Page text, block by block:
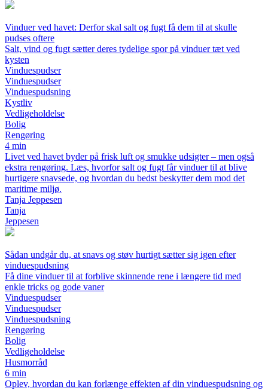
Vinduer ved havet: Derfor skal salt og fugt få dem til at skulle
pudses oftere
Salt, vind og fugt sætter deres tydelige spor på vinduer tæt ved
kysten
Vinduespudser
Vinduespudser
Vinduespudsning
Kystliv
Vedligeholdelse
Bolig
Rengøring
4 min
Livet ved havet byder på frisk luft og smukke udsigter – men også
ekstra rengøring. Læs, hvorfor salt og fugt får vinduer til at blive
hurtigere snavsede, og hvordan du bedst beskytter dem mod det
maritime miljø.
Tanja Jeppesen
Tanja
Jeppesen
Sådan undgår du, at snavs og støv hurtigt sætter sig igen efter
vinduespudsning
Få dine vinduer til at forblive skinnende rene i længere tid med
enkle tricks og gode vaner
Vinduespudser
Vinduespudser
Vinduespudsning
Rengøring
Bolig
Vedligeholdelse
Husmorråd
6 min
Oplev, hvordan du kan forlænge effekten af din vinduespudsning og